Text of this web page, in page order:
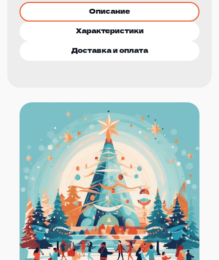
Описание
Характеристики
Доставка и оплата